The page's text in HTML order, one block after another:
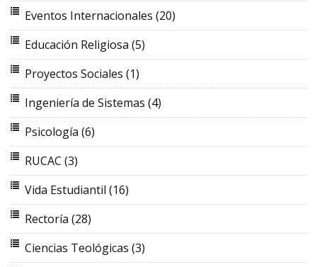
Eventos Internacionales (20)
Educación Religiosa (5)
Proyectos Sociales (1)
Ingeniería de Sistemas (4)
Psicología (6)
RUCAC (3)
Vida Estudiantil (16)
Rectoría (28)
Ciencias Teológicas (3)